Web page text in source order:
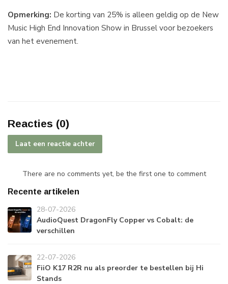
Opmerking: De korting van 25% is alleen geldig op de New
Music High End Innovation Show in Brussel voor bezoekers
van het evenement.
Reacties (0)
Laat een reactie achter
There are no comments yet, be the first one to comment
Recente artikelen
28-07-2026
AudioQuest DragonFly Copper vs Cobalt: de
verschillen
22-07-2026
FiiO K17 R2R nu als preorder te bestellen bij Hi
Stands